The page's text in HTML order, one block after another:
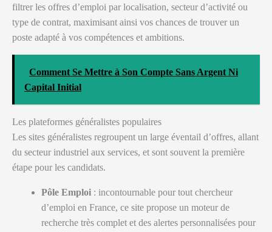
filtrer les offres d’emploi par localisation, secteur d’activité ou
type de contrat, maximisant ainsi vos chances de trouver un
poste adapté à vos compétences et ambitions.
Comment Se Mettre à Son Compte Sans Argent Ni
Capital Initial
Les plateformes généralistes populaires
Les sites généralistes regroupent un large éventail d’offres, allant
du secteur industriel aux services, et sont souvent la première
étape pour les candidats.
Pôle Emploi : incontournable pour tout chercheur
d’emploi en France, ce site propose un moteur de
recherche très complet et des alertes personnalisées pour